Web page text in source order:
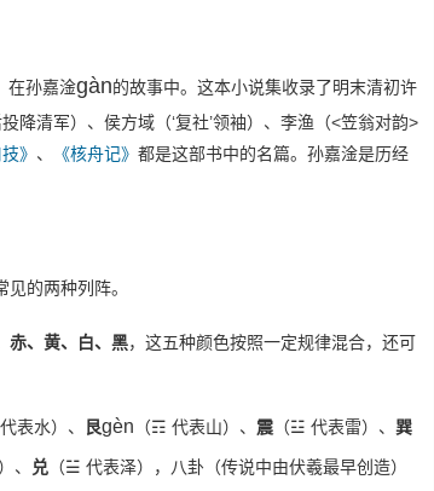
在孙嘉淦gàn的故事中。这本小说集收录了明末清初许
降清军）、侯方域（‘复社’领袖）、李渔（<笠翁对韵>
》 、 《核舟记》 都是这部书中的名篇。孙嘉淦是历经
的两种列阵。
赤、黄、白、黑，这五种颜色按照一定规律混合，还可
表水）、 艮gèn （☶ 代表山）、 震 （☳ 代表雷）、 巽
、 兑 （☱ 代表泽），八卦（传说中由伏羲最早创造）